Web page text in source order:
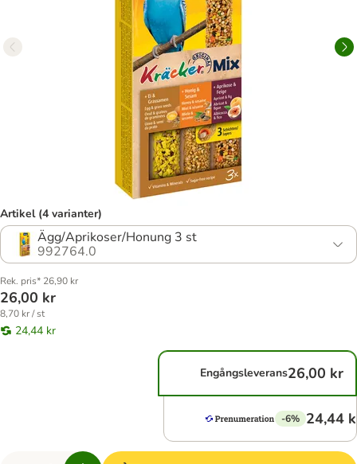
Artikel (4 varianter)
Ägg/Aprikoser/Honung 3 st
992764.0
Rek. pris* 26,90 kr
26,00 kr
8,70 kr / st
24,44 kr
Engångsleverans26,00 kr
-6% 24,44